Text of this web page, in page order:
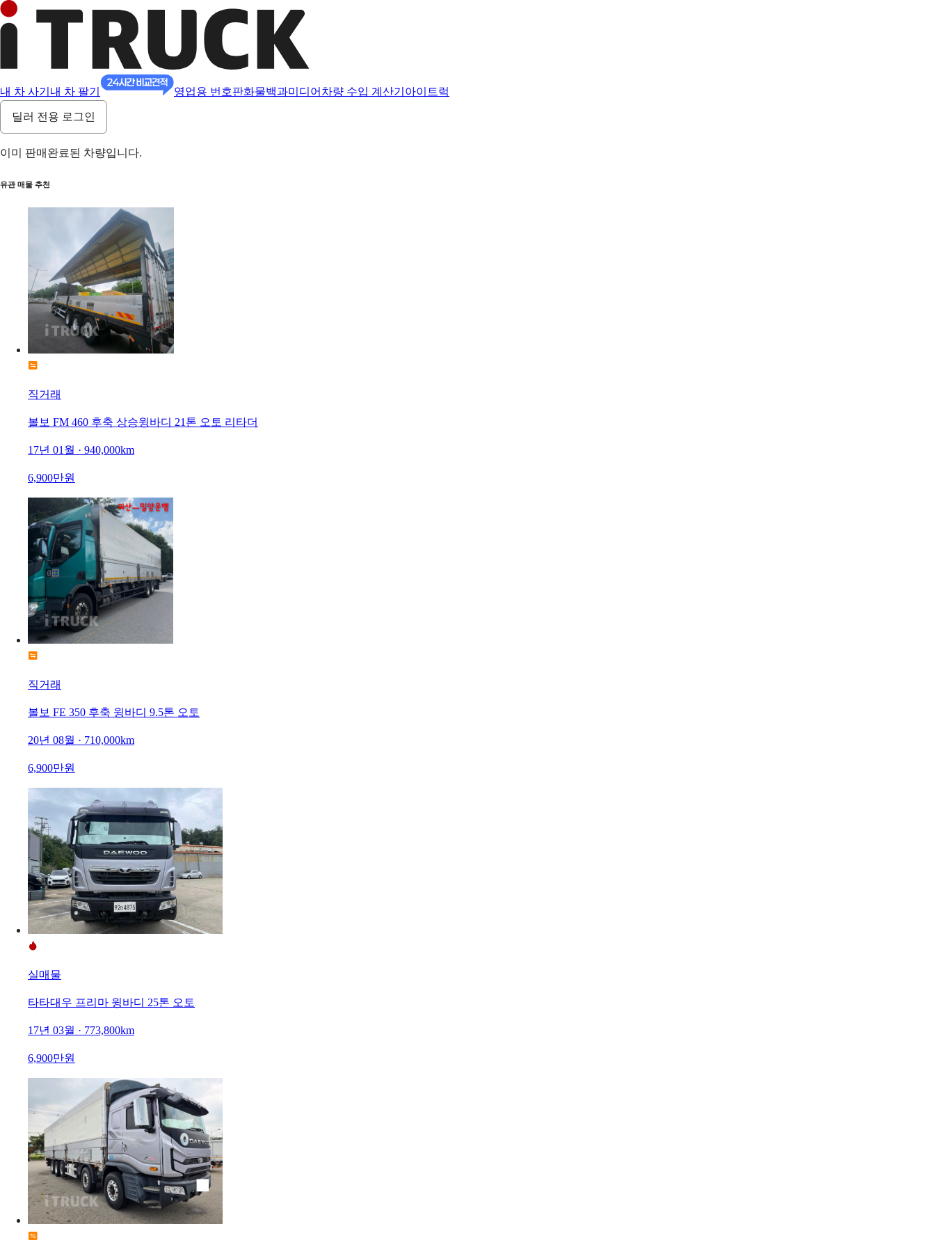
내 차 사기 내 차 팔기 영업용 번호판화물백과미디어 차량 수입 계산기 아이트럭
딜러 전용 로그인
이미 판매완료된 차량입니다.
유관 매물 추천
직거래
볼보 FM 460 후축 상승윙바디 21톤 오토 리타더
17년 01월 · 940,000km
6,900만원
직거래
볼보 FE 350 후축 윙바디 9.5톤 오토
20년 08월 · 710,000km
6,900만원
실매물
타타대우 프리마 윙바디 25톤 오토
17년 03월 · 773,800km
6,900만원